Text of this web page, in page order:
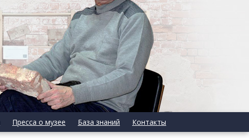
Пресса о музее База знаний Контакты